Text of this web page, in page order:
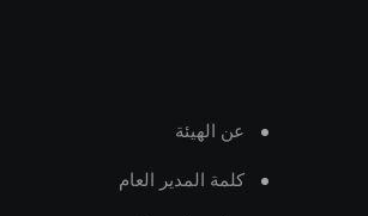
عن الهيئة
كلمة المدير العام